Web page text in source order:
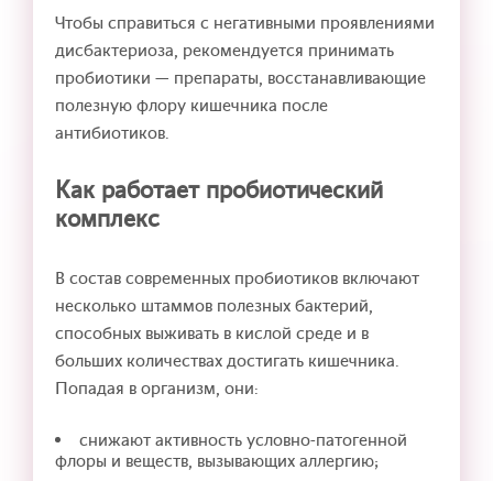
Чтобы справиться с негативными проявлениями
дисбактериоза, рекомендуется принимать
пробиотики — препараты, восстанавливающие
полезную флору кишечника после
антибиотиков.
Как работает пробиотический
комплекс
В состав современных пробиотиков включают
несколько штаммов полезных бактерий,
способных выживать в кислой среде и в
больших количествах достигать кишечника.
Попадая в организм, они:
снижают активность условно-патогенной
флоры и веществ, вызывающих аллергию;